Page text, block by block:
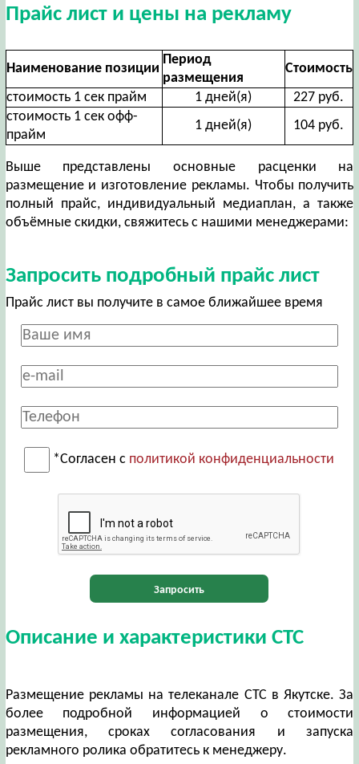
Прайс лист и цены на рекламу
Наименование позиции
Период
размещения
Стоимость
стоимость 1 сек прайм
1 дней(я)
227 руб.
стоимость 1 сек офф-
прайм
1 дней(я) 104 руб.
Выше представлены основные расценки на
размещение и изготовление рекламы. Чтобы получить
полный прайс, индивидуальный медиаплан, а также
объёмные скидки, свяжитесь с нашими менеджерами:
Запросить подробный прайс лист
Прайс лист вы получите в самое ближайшее время
*Согласен с политикой конфиденциальности
Запросить
Описание и характеристики СТС
Размещение рекламы на телеканале СТС в Якутске. За
более подробной информацией о стоимости
размещения, сроках согласования и запуска
рекламного ролика обратитесь к менеджеру.